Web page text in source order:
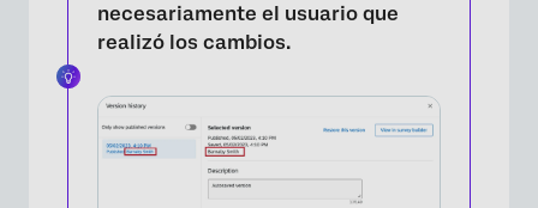
×
necesariamente el usuario que
realizó los cambios.